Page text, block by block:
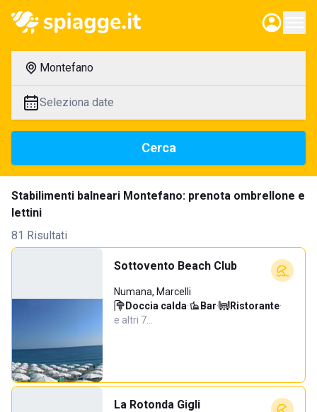
Montefano
Seleziona date
Cerca
Stabilimenti balneari Montefano: prenota ombrellone e
lettini
81 Risultati
Sottovento Beach Club
Numana, Marcelli
Doccia calda· Bar· Ristorante·
e altri 7…
La Rotonda Gigli